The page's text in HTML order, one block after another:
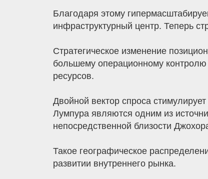
Благодаря этому
инфраструктурный центр. Теперь
Стратегическое изменение
большему операционному контролю
ресурсов.
Двойной вектор спроса
Лумпура являются одним из
непосредственной близости
Такое географическое
развитии внутреннего рынка.